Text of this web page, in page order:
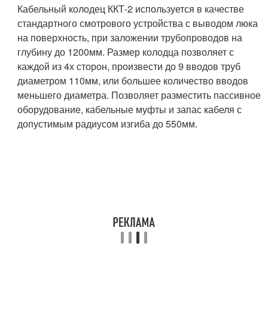
Кабельный колодец ККТ-2 используется в качестве
стандартного смотрового устройства с выводом люка
на поверхность, при заложении трубопроводов на
глубину до 1200мм. Размер колодца позволяет с
каждой из 4х сторон, произвести до 9 вводов труб
диаметром 110мм, или большее количество вводов
меньшего диаметра. Позволяет разместить пассивное
оборудование, кабельные муфты и запас кабеля с
допустимым радиусом изгиба до 550мм.